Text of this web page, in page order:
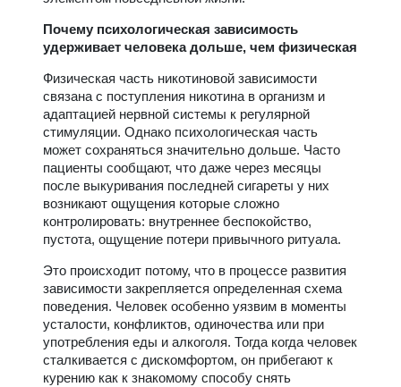
Почему психологическая зависимость
удерживает человека дольше, чем физическая
Физическая часть никотиновой зависимости
связана с поступления никотина в организм и
адаптацией нервной системы к регулярной
стимуляции. Однако психологическая часть
может сохраняться значительно дольше. Часто
пациенты сообщают, что даже через месяцы
после выкуривания последней сигареты у них
возникают ощущения которые сложно
контролировать: внутреннее беспокойство,
пустота, ощущение потери привычного ритуала.
Это происходит потому, что в процессе развития
зависимости закрепляется определенная схема
поведения. Человек особенно уязвим в моменты
усталости, конфликтов, одиночества или при
употребления еды и алкоголя. Тогда когда человек
сталкивается с дискомфортом, он прибегают к
курению как к знакомому способу снять